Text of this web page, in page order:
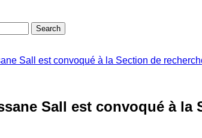
Search
Sall est convoqué à la Section de
Sall est convoqué à la